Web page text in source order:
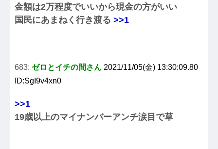
金額は2万程度でいいから現金の方がいい
国民にあまねく行き渡る >>1
683: ゼロとイチの間さん 2021/11/05(金) 13:30:09.80
ID:SgI9v4xn0
>>1
19歳以上のマイナンバーアンチ涙目で草